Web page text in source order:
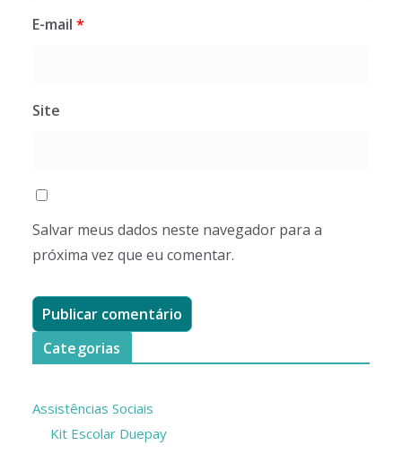
E-mail *
Site
Salvar meus dados neste navegador para a
próxima vez que eu comentar.
Categorias
Assistências Sociais
Kit Escolar Duepay